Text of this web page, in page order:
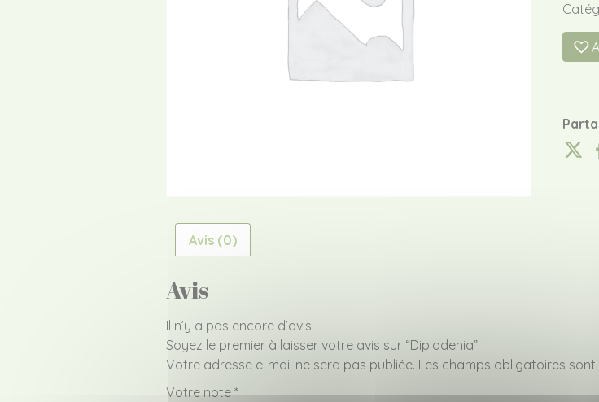
Avis (0)
Avis
Il n’y a pas encore d’avis.
Soyez le premier à laisser votre avis sur “Dipladenia”
Votre adresse e-mail ne sera pas publiée. Les champs obligatoires sont
Votre note*